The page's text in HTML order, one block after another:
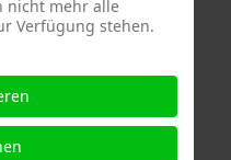
nicht mehr alle
Verfügung stehen.